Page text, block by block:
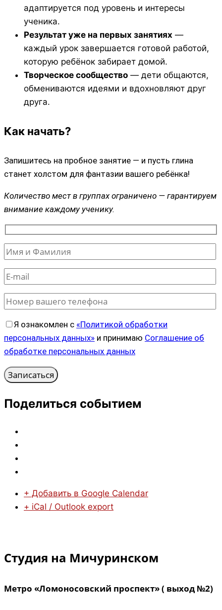
адаптируется под уровень и интересы
ученика.
Результат уже на первых занятиях —
каждый урок завершается готовой работой,
которую ребёнок забирает домой.
Творческое сообщество — дети общаются,
обмениваются идеями и вдохновляют друг
друга.
Как начать?
Запишитесь на пробное занятие — и пусть глина
станет холстом для фантазии вашего ребёнка!
Количество мест в группах ограничено — гарантируем
внимание каждому ученику.
Я ознакомлен с «Политикой обработки
персональных данных» и принимаю Соглашение об
обработке персональных данных
Поделиться событием
+ Добавить в Google Calendar
+ iCal / Outlook export
Студия на Мичуринском
Метро «Ломоносовский проспект»( выход №2)